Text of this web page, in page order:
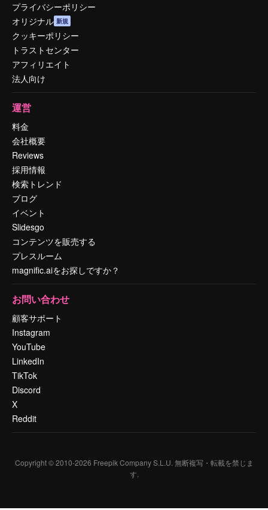
プライバシーポリシー
オリジナル 新規
クッキーポリシー
トラストセンター
アフィリエイト
法人向け
運営
料金
会社概要
Reviews
採用情報
検索トレンド
ブログ
イベント
Slidesgo
コンテンツを販売する
プレスルーム
magnific.aiをお探しですか？
お問い合わせ
顧客サポート
Instagram
YouTube
LinkedIn
TikTok
Discord
X
Reddit
Copyright © 2010-2026 Freepik Company S.L.U. 無断複写・転載を禁じま
す.